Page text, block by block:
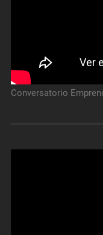
Conversatorio